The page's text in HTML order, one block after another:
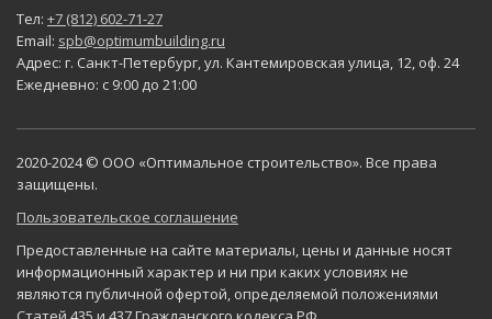
Тел: +7 (812) 602-71-27
Email: spb@optimumbuilding.ru
Адрес: г. Санкт-Петербург, ул. Кантемировская улица, 12, оф. 24
Ежедневно: с 9:00 до 21:00
2020-2024 © ООО «Оптимальное строительство». Все права
защищены.
Пользовательское соглашение
Предоставленные на сайте материалы, цены и данные носят
информационный характер и ни при каких условиях не
являются публичной офертой, определяемой положениями